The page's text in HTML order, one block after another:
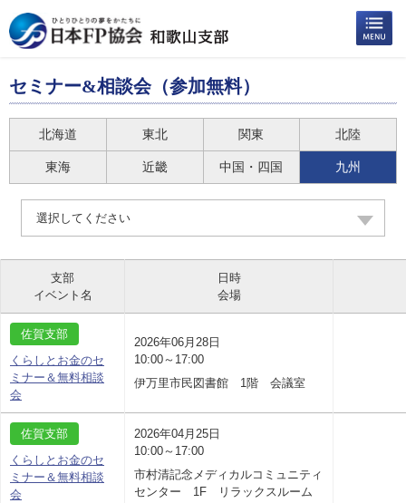
セミナー&相談会（参加無料）
北海道 東北 関東 北陸
東海 近畿 中国・四国 九州
選択してください
支部
イベント名
日時
会場
佐賀支部
くらしとお金のセ
ミナー＆無料相談
会
2026年06月28日
10:00～17:00
伊万里市民図書館 1階 会議室
佐賀支部
くらしとお金のセ
ミナー＆無料相談
会
2026年04月25日
10:00～17:00
市村清記念メディカルコミュニティ
センター 1F リラックスルーム